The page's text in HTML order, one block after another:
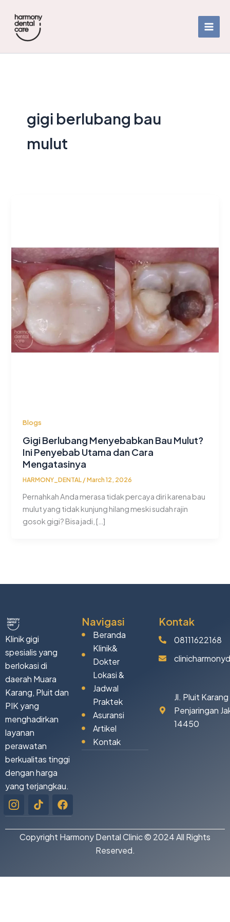
content
gigi berlubang bau
mulut
Blogs
Gigi Berlubang Menyebabkan Bau Mulut?
Ini Penyebab Utama dan Cara
Mengatasinya
HARMONY_DENTAL /March 12, 2026
Pernahkah Anda merasa tidak percaya diri karena bau
mulut yang tidak kunjung hilang meski sudah rajin
gosok gigi? Bisa jadi, […]
Klinik gigi
spesialis yang
berlokasi di
daerah Muara
Karang, Pluit dan
PIK yang
menghadirkan
layanan
perawatan
berkualitas tinggi
dengan harga
yang terjangkau.
Icon-
instagram-
1
TiktokFacebook
Navigasi
Beranda
Klinik&
Dokter
Lokasi &
Jadwal
Praktek
Asuransi
Artikel
Kontak
Kontak
08111622168
Jl. Pluit
Penjaringan
14450
Copyright Harmony Dental Clinic © 2024 All Rights
Reserved.